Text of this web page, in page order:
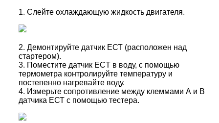
1. Слейте охлаждающую жидкость двигателя.
2. Демонтируйте датчик ЕСТ (расположен над
стартером).
3. Поместите датчик ECT в воду, с помощью
термометра контролируйте температуру и
постепенно нагревайте воду.
4. Измерьте сопротивление между клеммами А и В
датчика ЕСТ с помощью тестера.